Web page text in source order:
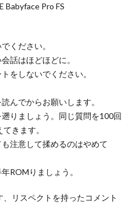
Babyface Pro FS
ください。
話はほどほどに。
をしないでください。
んでからお願いします。
りましょう。同じ質問を100回
きます。
注意して揉めるのはやめて
ROMりましょう。
リスペクトを持ったコメント